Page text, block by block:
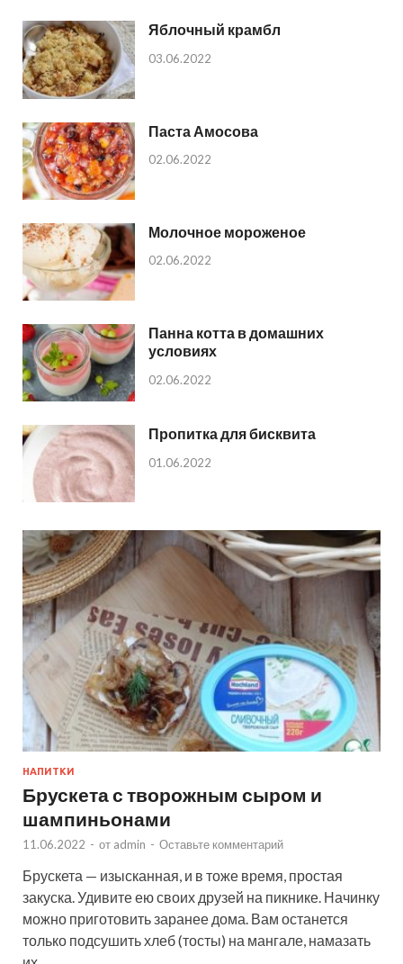
Яблочный крамбл
03.06.2022
Паста Амосова
02.06.2022
Молочное мороженое
02.06.2022
Панна котта в домашних
условиях
02.06.2022
Пропитка для бисквита
01.06.2022
НАПИТКИ
Брускета с творожным сыром и
шампиньонами
11.06.2022 - от admin - Оставьте комментарий
Брускета — изысканная, и в тоже время, простая
закуска. Удивите ею своих друзей на пикнике. Начинку
можно приготовить заранее дома. Вам останется
только подсушить хлеб (тосты) на мангале, намазать